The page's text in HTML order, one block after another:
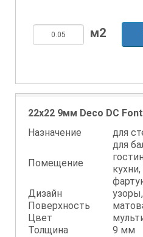
22x22 9мм Deco DC
Назначение
для
Помещение
для
Дизайн
Поверхность
Цвет
Толщина
9 мм